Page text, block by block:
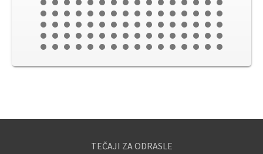
TEČAJI ZA ODRASLE